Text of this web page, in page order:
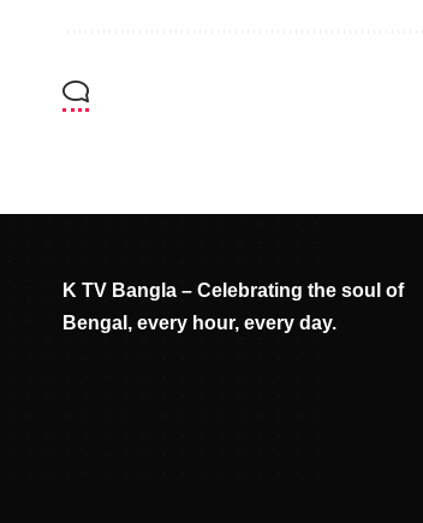
K TV Bangla – Celebrating the soul of
Bengal, every hour, every day.